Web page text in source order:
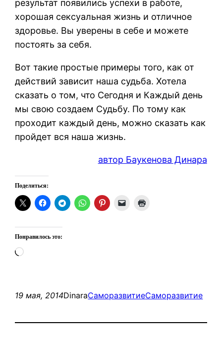
результат появились успехи в работе,
хорошая сексуальная жизнь и отличное
здоровье. Вы уверены в себе и можете
постоять за себя.
Вот такие простые примеры того, как от
действий зависит наша судьба. Хотела
сказать о том, что Сегодня и Каждый день
мы свою создаем Судьбу. По тому как
проходит каждый день, можно сказать как
пройдет вся наша жизнь.
автор Баукенова Динара
Поделиться:
Понравилось это:
Загрузка…
19 мая, 2014DinaraСаморазвитиеСаморазвитие